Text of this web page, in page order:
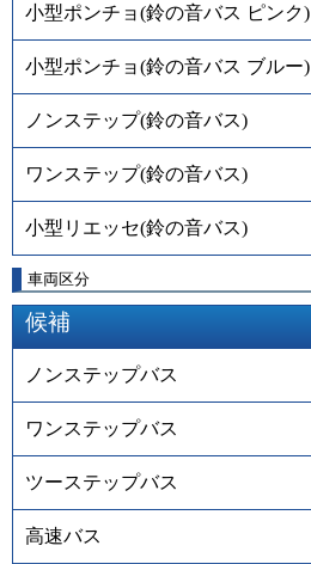
小型ポンチョ(鈴の音バス ピンク)
小型ポンチョ(鈴の音バス ブルー)
ノンステップ(鈴の音バス)
ワンステップ(鈴の音バス)
小型リエッセ(鈴の音バス)
車両区分
候補
ノンステップバス
ワンステップバス
ツーステップバス
高速バス